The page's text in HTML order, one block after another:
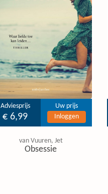
Adviesprijs
€ 6,99
Uw prijs
Inloggen
van Vuuren, Jet
Obsessie